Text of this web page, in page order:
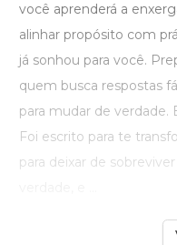
você aprenderá a
alinhar propósito com
já sonhou para você.
quem busca respostas
para mudar de verdade.
Foi escrito para te
para deixar de